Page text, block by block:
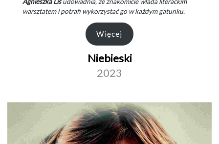
warsztatem i potrafi wykorzystać go w każdym gatunku.
Więcej
Niebieski
2023